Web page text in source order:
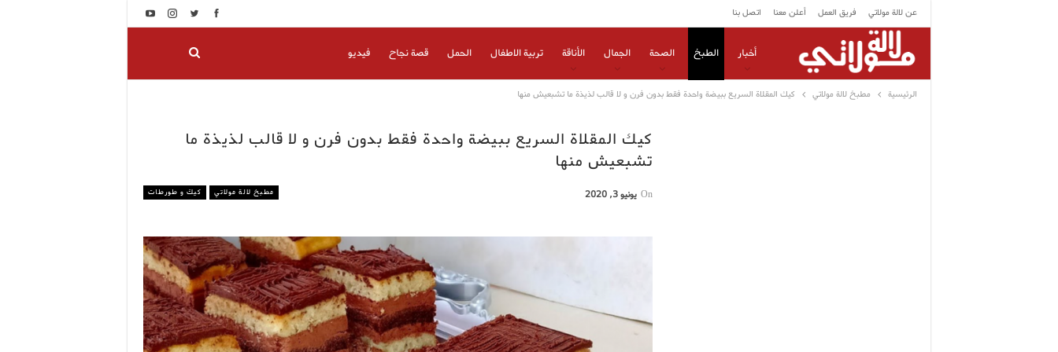
عن لالة مولاتي فريق العمل أعلن معنا اتصل بنا
أخبار الطبخ الصحة الجمال الأناقة تربية الاطفال الحمل قصة نجاح فيديو
الرئيسية مطبخ لالة مولاتي كيك المقلاة السريع ببيضة واحدة فقط بدون فرن و لا قالب لذيذة ما تشبعيش منها
كيك المقلاة السريع ببيضة واحدة فقط بدون فرن و لا قالب لذيذة ما
تشبعيش منها
مطبخ لالة مولاتي كيك و طورطات On يونيو 3, 2020